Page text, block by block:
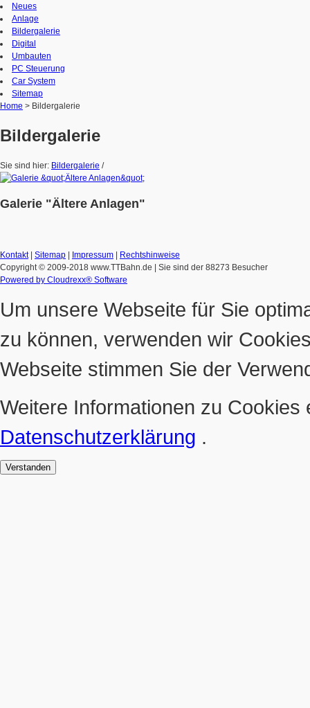
Neues
Anlage
Bildergalerie
Digital
Umbauten
PC Steuerung
Car System
Sitemap
Home > Bildergalerie
Bildergalerie
Sie sind hier: Bildergalerie /
Galerie "Ältere Anlagen"
Kontakt| Sitemap Impressum
Rechtshinweise
Copyright © 2009-2018 www.TTBahn.de
| Sie sind der 88273 Besucher
Powered by Cloudrexx® Software
Um unsere Webseite für Sie
zu können, verwenden wir
Webseite stimmen Sie der
Weitere Informationen zu Cookies
Datenschutzerklärung .
Verstanden